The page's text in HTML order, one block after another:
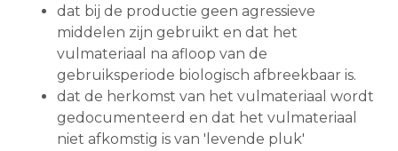
dat bij de productie geen agressieve
middelen zijn gebruikt en dat het
vulmateriaal na afloop van de
gebruiksperiode biologisch afbreekbaar is.
dat de herkomst van het vulmateriaal wordt
gedocumenteerd en dat het vulmateriaal
niet afkomstig is van 'levende pluk'